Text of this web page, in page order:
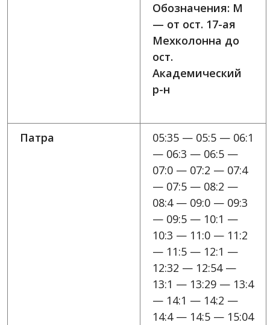
Обозначения: M
— от ост. 17-ая
Мехколонна до
ост.
Академический
р-н
Патра
05:35 — 05:5 — 06:1
— 06:3 — 06:5 —
07:0 — 07:2 — 07:4
— 07:5 — 08:2 —
08:4 — 09:0 — 09:3
— 09:5 — 10:1 —
10:3 — 11:0 — 11:2
— 11:5 — 12:1 —
12:32 — 12:54 —
13:1 — 13:29 — 13:4
— 14:1 — 14:2 —
14:4 — 14:5 — 15:04